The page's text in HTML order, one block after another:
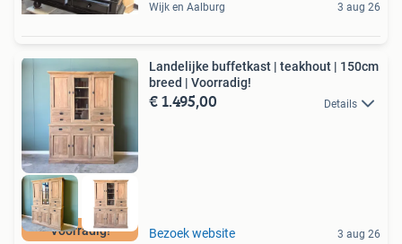
Wijk en Aalburg 3 aug 26
Voorradig!
Landelijke buffetkast | teakhout | 150cm
breed | Voorradig!
€ 1.495,00 Details
Bezoek website 3 aug 26